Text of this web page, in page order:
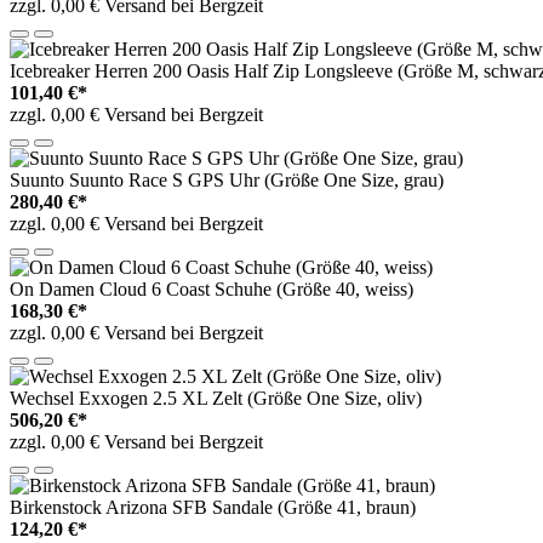
zzgl. 0,00 € Versand bei Bergzeit
Icebreaker Herren 200 Oasis Half Zip Longsleeve (Größe M,
101,40 €*
zzgl. 0,00 € Versand bei Bergzeit
Suunto Suunto Race S GPS Uhr (Größe One Size, grau)
280,40 €*
zzgl. 0,00 € Versand bei Bergzeit
On Damen Cloud 6 Coast Schuhe (Größe 40, weiss)
168,30 €*
zzgl. 0,00 € Versand bei Bergzeit
Wechsel Exxogen 2.5 XL Zelt (Größe One Size, oliv)
506,20 €*
zzgl. 0,00 € Versand bei Bergzeit
Birkenstock Arizona SFB Sandale (Größe 41, braun)
124,20 €*